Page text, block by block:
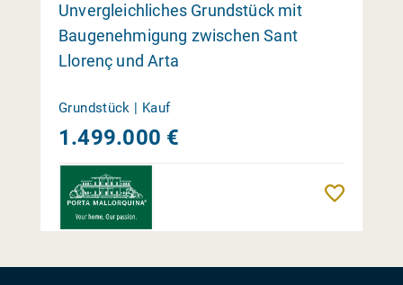
Unvergleichliches Grundstück mit
Baugenehmigung zwischen Sant
Llorenç und Arta
Grundstück | Kauf
1.499.000 €